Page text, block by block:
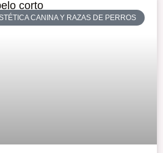
CANINA Y RAZAS DE PERROS